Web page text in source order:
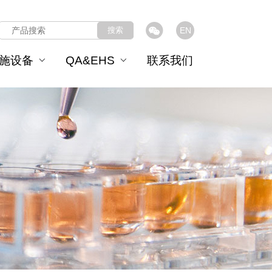
EN
搜索
设备 QA&EHS 联系我们